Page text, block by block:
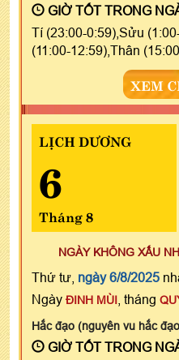
GIỜ TỐT TRONG
Tí (23:00-0:59),Sửu
(11:00-12:59),Thân
XEM
LỊCH DƯƠNG
6
Tháng 8
NGÀY KHÔNG XẤU
Thứ tư, ngày 6/8/2025
Ngày ĐINH MÙI , tháng
Hắc đạo (nguyên vu hắc
GIỜ TỐT TRONG